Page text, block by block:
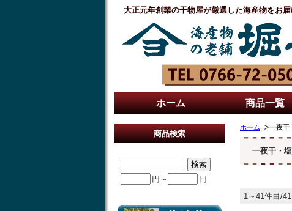
大正元年創業の干物屋が厳選した海産物をお届
ホーム 商品一覧
ホーム 一夜干
一夜干・
1～41件目/
商品検索
円～ 円